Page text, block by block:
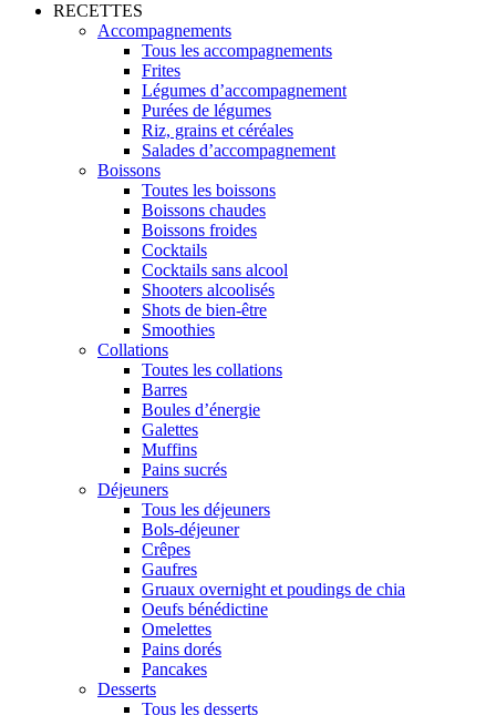
RECETTES
Accompagnements
Tous les accompagnements
Frites
Légumes d’accompagnement
Purées de légumes
Riz, grains et céréales
Salades d’accompagnement
Boissons
Toutes les boissons
Boissons chaudes
Boissons froides
Cocktails
Cocktails sans alcool
Shooters alcoolisés
Shots de bien-être
Smoothies
Collations
Toutes les collations
Barres
Boules d’énergie
Galettes
Muffins
Pains sucrés
Déjeuners
Tous les déjeuners
Bols-déjeuner
Crêpes
Gaufres
Gruaux overnight et poudings de chia
Oeufs bénédictine
Omelettes
Pains dorés
Pancakes
Desserts
Tous les desserts